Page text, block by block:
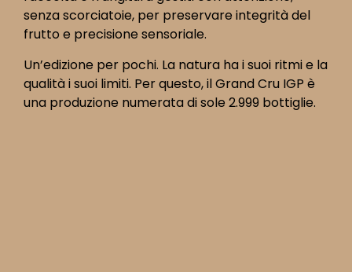
senza scorciatoie, per preservare integrità del
frutto e precisione sensoriale.
Un’edizione per pochi. La natura ha i suoi ritmi e la
qualità i suoi limiti. Per questo, il Grand Cru IGP è
una produzione numerata di sole 2.999 bottiglie.